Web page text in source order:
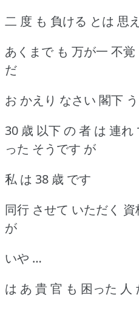
二 度 も 負ける とは 思
あくまで も 万が一 不
だ
お かえり なさい 閣下
30 歳 以下 の 者 は 連
った そうです が
私 は 38 歳 です
同行 させて いただく
が
いや …
は あ 貴 官 も 困った 人